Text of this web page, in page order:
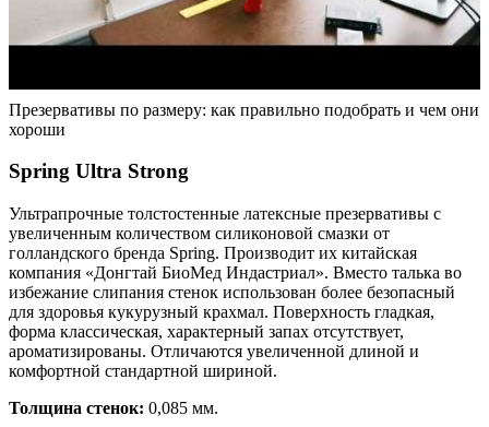
Презервативы по размеру: как правильно подобрать и чем они
хороши
Spring Ultra Strong
Ультрапрочные толстостенные латексные презервативы с
увеличенным количеством силиконовой смазки от
голландского бренда Spring. Производит их китайская
компания «Донгтай БиоМед Индастриал». Вместо талька во
избежание слипания стенок использован более безопасный
для здоровья кукурузный крахмал. Поверхность гладкая,
форма классическая, характерный запах отсутствует,
ароматизированы. Отличаются увеличенной длиной и
комфортной стандартной шириной.
Толщина стенок: 0,085 мм.